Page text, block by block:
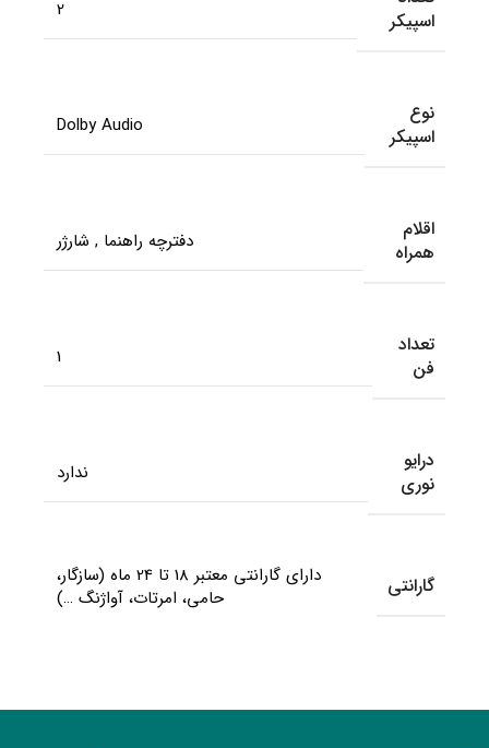
اسپیکر
2
نوع
اسپیکر
Dolby Audio
اقلام
همراه
دفترچه راهنما , شارژر
تعداد
فن
1
درایو
نوری
ندارد
گارانتی
دارای گارانتی معتبر 18 تا 24 ماه (سازگار،
حامی، امرتات، آواژنگ …)